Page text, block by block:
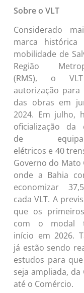
Sobre o VLT
Considerado
marca histórica
mobilidade de
Região
(RMS), o
autorização para
das obras em
2024. Em julho,
oficialização da
de
elétricos e 40
Governo do Mato
onde a Bahia
economizar
cada VLT. A
que os
com o modal
início em 2026.
já estão sendo
estudos para
seja ampliada, da
até o Comércio.